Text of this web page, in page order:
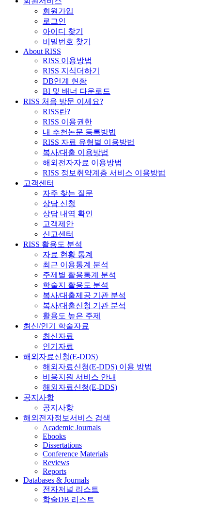
회원가입
로그인
아이디 찾기
비밀번호 찾기
About RISS
RISS 이용방법
RISS 지식더하기
DB연계 현황
BI 및 배너 다운로드
RISS 처음 방문 이세요?
RISS란?
RISS 이용권한
내 추천논문 등록방법
RISS 자료 유형별 이용방법
복사/대출 이용방법
해외전자자료 이용방법
RISS 정보취약계층 서비스 이용방법
고객센터
자주 찾는 질문
상담 신청
상담 내역 확인
고객제안
신고센터
RISS 활용도 분석
자료 현황 통계
최근 이용통계 분석
주제별 활용통계 분석
학술지 활용도 분석
복사/대출제공 기관 분석
복사/대출신청 기관 분석
활용도 높은 주제
최신/인기 학술자료
최신자료
인기자료
해외자료신청(E-DDS)
해외자료신청(E-DDS) 이용 방법
비용지원 서비스 안내
해외자료신청(E-DDS)
공지사항
공지사항
해외전자정보서비스 검색
Academic Journals
Ebooks
Dissertations
Conference Materials
Reviews
Reports
Databases & Journals
전자저널 리스트
학술DB 리스트